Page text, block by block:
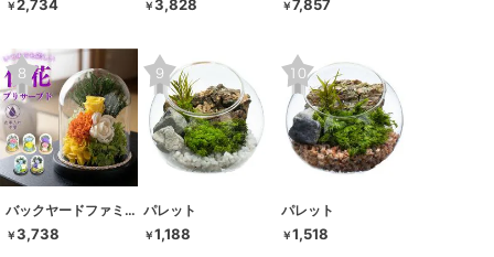
￥2,734 ￥3,828 ￥7,857
バックヤードファミリー
￥3,738
パレット
￥1,188
パレット
￥1,518